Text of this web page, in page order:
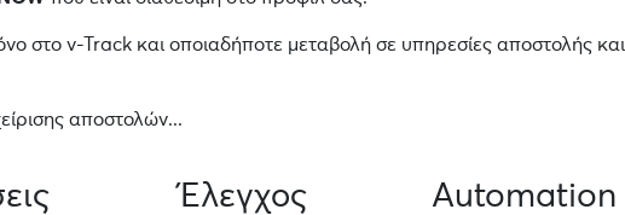
στο v-Track και οποιαδήποτε μεταβολή σε υπηρεσίες αποστολής και
αποστολών...
Έλεγχος
Automation